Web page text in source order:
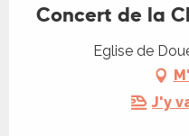
Concert de la
Eglise de
J'y